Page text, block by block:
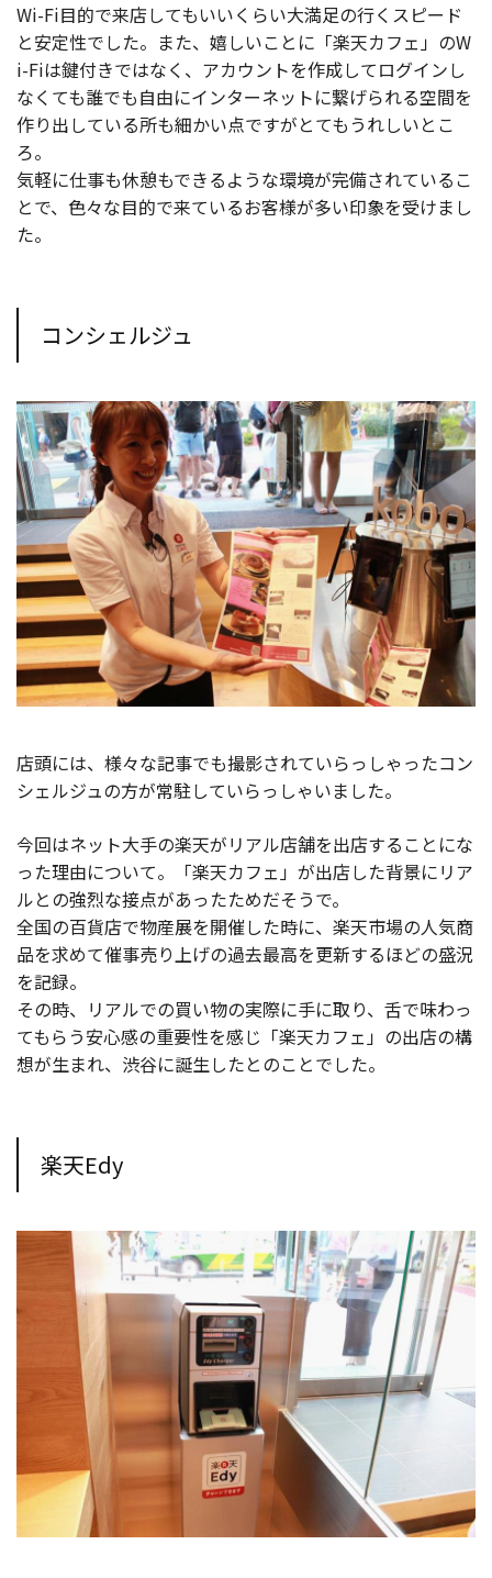
Wi-Fi目的で来店してもいいくらい大満足の行くスピード
と安定性でした。また、嬉しいことに「楽天カフェ」のW
i-Fiは鍵付きではなく、アカウントを作成してログインし
なくても誰でも自由にインターネットに繋げられる空間を
作り出している所も細かい点ですがとてもうれしいとこ
ろ。
気軽に仕事も休憩もできるような環境が完備されているこ
とで、色々な目的で来ているお客様が多い印象を受けまし
た。
コンシェルジュ
店頭には、様々な記事でも撮影されていらっしゃったコン
シェルジュの方が常駐していらっしゃいました。
今回はネット大手の楽天がリアル店舗を出店することにな
った理由について。「楽天カフェ」が出店した背景にリア
ルとの強烈な接点があったためだそうで。
全国の百貨店で物産展を開催した時に、楽天市場の人気商
品を求めて催事売り上げの過去最高を更新するほどの盛況
を記録。
その時、リアルでの買い物の実際に手に取り、舌で味わっ
てもらう安心感の重要性を感じ「楽天カフェ」の出店の構
想が生まれ、渋谷に誕生したとのことでした。
楽天Edy